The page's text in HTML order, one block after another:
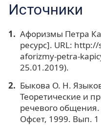
Источники
Афоризмы Петра
ресурс]. URL:
aforizmy-petra-
25.01.2019).
Быкова О. Н.
Теоретические и
речевого общения.
Офсет, 1999. Вып. 1